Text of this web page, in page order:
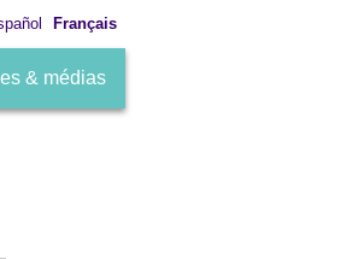
Français
& médias